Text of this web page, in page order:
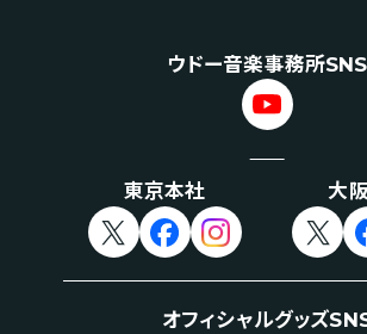
ウドー音楽事務所SNS
東京本社 大
オフィシャルグッズ